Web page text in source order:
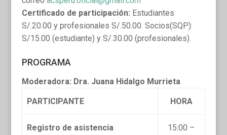
Certificado de participación: Estudiantes
S/.20.00 y profesionales S/.50.00. Socios(SQP):
S/15.00 (estudiante) y S/.30.00 (profesionales).
PROGRAMA
Moderadora: Dra. Juana Hidalgo Murrieta
PARTICIPANTE HORA
Registro de asistencia
15:00 –